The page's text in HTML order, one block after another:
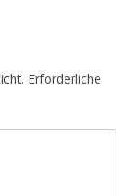
Erforderliche